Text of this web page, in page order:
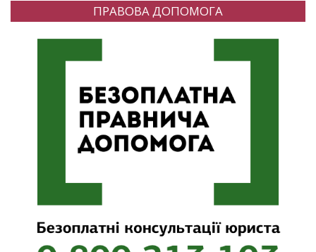
ПРАВОВА ДОПОМОГА